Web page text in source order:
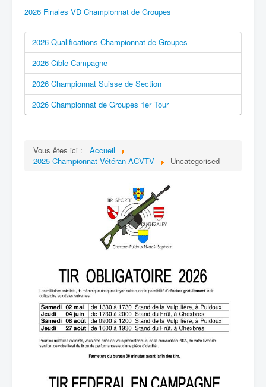
2026 Finales VD Championnat de Groupes
2026 Qualifications Championnat de Groupes
2026 Cible Campagne
2026 Championnat Suisse de Section
2026 Championnat de Groupes 1er Tour
Vous êtes ici :
Accueil
2025 Championnat Vétéran ACVTV
Uncategorised